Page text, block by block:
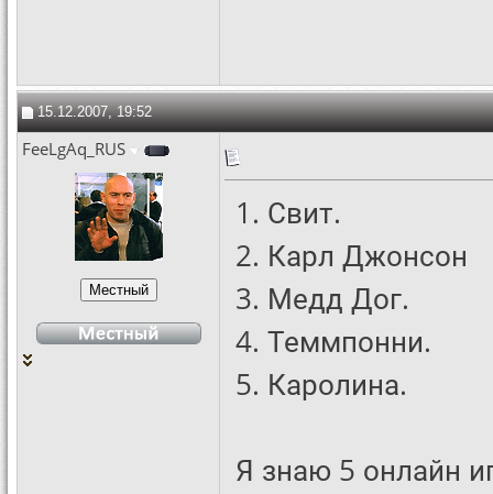
15.12.2007, 19:52
FeeLgAq_RUS
1. Свит.
2. Карл Джонсон
3. Медд Дог.
4. Теммпонни.
5. Каролина.
Я знаю 5 онлайн